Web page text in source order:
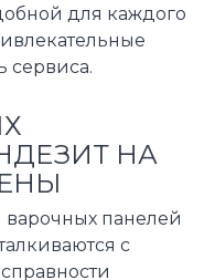
для каждого
сервиса.
НА
панелей
с